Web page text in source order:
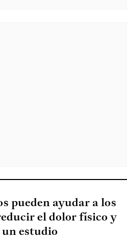
pueden ayudar a los
el dolor físico y
un estudio